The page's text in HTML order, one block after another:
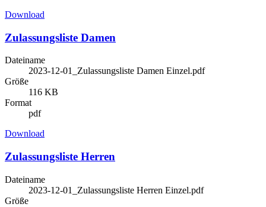
Download
Zulassungsliste Damen
Dateiname
2023-12-01_Zulassungsliste Damen Einzel.pdf
Größe
116 KB
Format
pdf
Download
Zulassungsliste Herren
Dateiname
2023-12-01_Zulassungsliste Herren Einzel.pdf
Größe